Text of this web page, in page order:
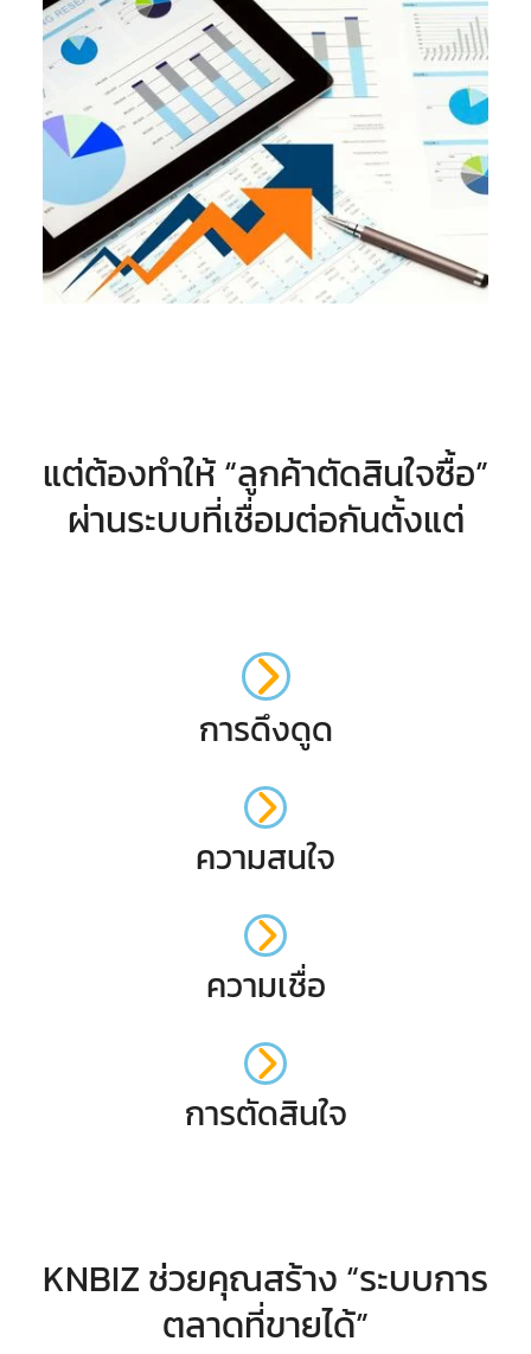
แต่ต้องทำให้ “ลูกค้าตัดสินใจซื้อ”
ผ่านระบบที่เชื่อมต่อกันตั้งแต่
การดึงดูด
ความสนใจ
ความเชื่อ
การตัดสินใจ
KNBIZ ช่วยคุณสร้าง “ระบบการ
ตลาดที่ขายได้”